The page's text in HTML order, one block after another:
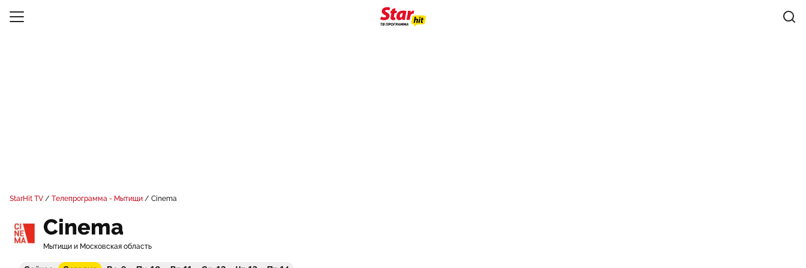
StarHit TV Телепрограмма - Мытищи Cinema
Cinema
Мытищи и Московская область